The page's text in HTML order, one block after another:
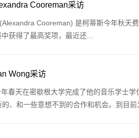
Cooreman采访
Cooreman) 是柯蒂斯今年秋天
获得了最高奖项，最近还...
Wong采访
春天在密歇根大学完成了他的音乐学士
、和一些意想不到的合作和机会。到目前